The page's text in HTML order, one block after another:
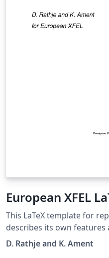
European XFEL
This LaTeX template for
describes its own
document components,
options.
D. Rathje and K. Ament